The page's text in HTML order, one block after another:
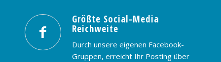
PREISE & BUCHUNG KONTAKT
Größte Social-Media
Reichweite
Durch unsere eigenen Facebook-
Gruppen, erreicht Ihr Posting über